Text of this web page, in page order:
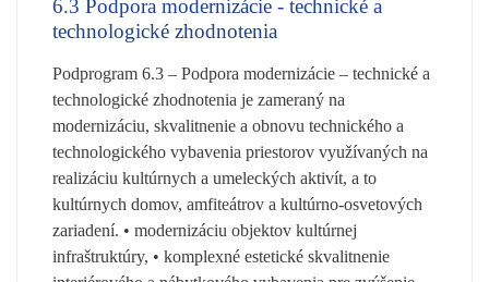
6.3 Podpora modernizácie - technické a
technologické zhodnotenia
Podprogram 6.3 – Podpora modernizácie – technické a
technologické zhodnotenia je zameraný na
modernizáciu, skvalitnenie a obnovu technického a
technologického vybavenia priestorov využívaných na
realizáciu kultúrnych a umeleckých aktivít, a to
kultúrnych domov, amfiteátrov a kultúrno-osvetových
zariadení. • modernizáciu objektov kultúrnej
infraštruktúry, • komplexné estetické skvalitnenie